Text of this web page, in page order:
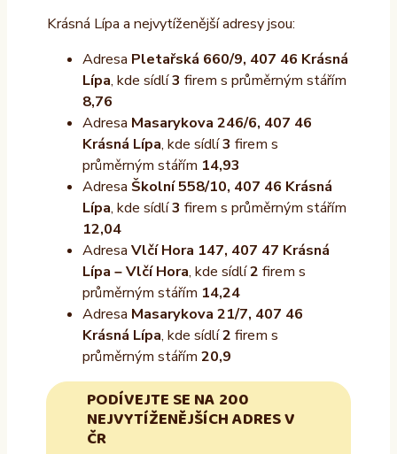
Krásná Lípa a nejvytíženější adresy jsou:
Adresa Pletařská 660/9, 407 46 Krásná
Lípa, kde sídlí3 firem s průměrným stářím
8,76
Adresa Masarykova 246/6, 407 46
Krásná Lípa, kde sídlí3 firem s
průměrným stářím 14,93
Adresa Školní 558/10, 407 46 Krásná
Lípa, kde sídlí3 firem s průměrným stářím
12,04
Adresa Vlčí Hora 147, 407 47 Krásná
Lípa – Vlčí Hora, kde sídlí2 firem s
průměrným stářím 14,24
Adresa Masarykova 21/7, 407 46
Krásná Lípa, kde sídlí2 firem s
průměrným stářím 20,9
PODÍVEJTE SE NA 200
NEJVYTÍŽENĚJŠÍCH ADRES V
ČR